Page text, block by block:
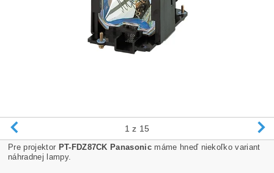
1 z 15
Pre projektor PT-FDZ87CK Panasonicmáme hneď niekoľko variant
náhradnej lampy.